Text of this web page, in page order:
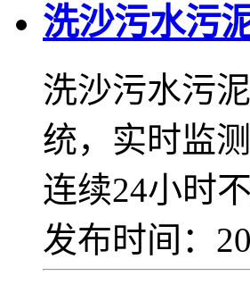
洗沙污水污
洗沙污水污
统，实时监
连续24小时
发布时间：